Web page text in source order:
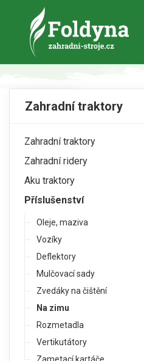
Zahradní traktory
Zahradní traktory
Zahradní ridery
Aku traktory
Příslušenství
Oleje, maziva
Vozíky
Deflektory
Mulčovací sady
Zvedáky na čištění
Na zimu
Rozmetadla
Vertikutátory